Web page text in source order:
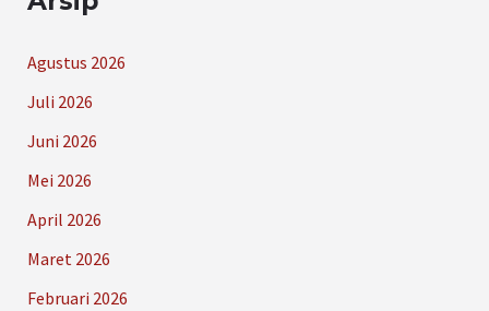
Agustus 2026
Juli 2026
Juni 2026
Mei 2026
April 2026
Maret 2026
Februari 2026